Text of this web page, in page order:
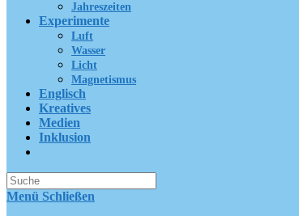
Jahreszeiten
Experimente
Luft
Wasser
Licht
Magnetismus
Englisch
Kreatives
Medien
Inklusion
Suche
nach:
Menü Schließen